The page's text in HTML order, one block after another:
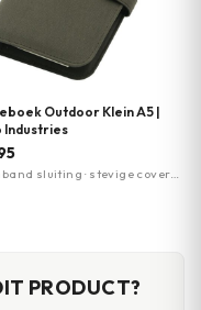
Outdoor Klein A5 |
Industries
sluiting · stevige cover ·
PRODUCT?